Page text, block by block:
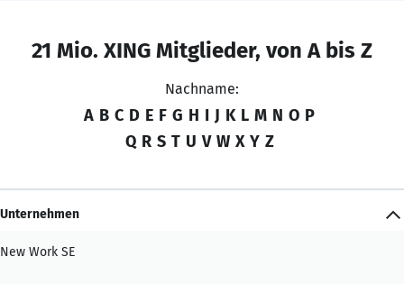
21 Mio. XING Mitglieder, von A bis Z
Nachname:
A B C D E F G H I J K L M N O P
Q R S T U V W X Y Z
Unternehmen
New Work SE